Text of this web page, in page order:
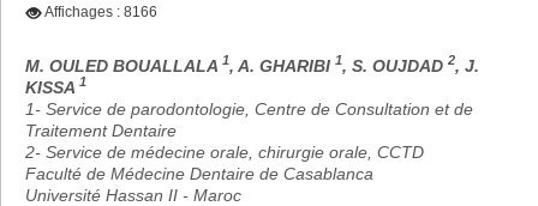
Affichages : 8166
M. OULED BOUALLALA 1, A. GHARIBI 1, S. OUJDAD 2, J.
KISSA 1
1- Service de parodontologie, Centre de Consultation et de
Traitement Dentaire
2- Service de médecine orale, chirurgie orale, CCTD
Faculté de Médecine Dentaire de Casablanca
Université Hassan II - Maroc